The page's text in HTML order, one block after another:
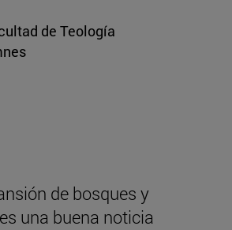
de Teología
de bosques y
una buena noticia